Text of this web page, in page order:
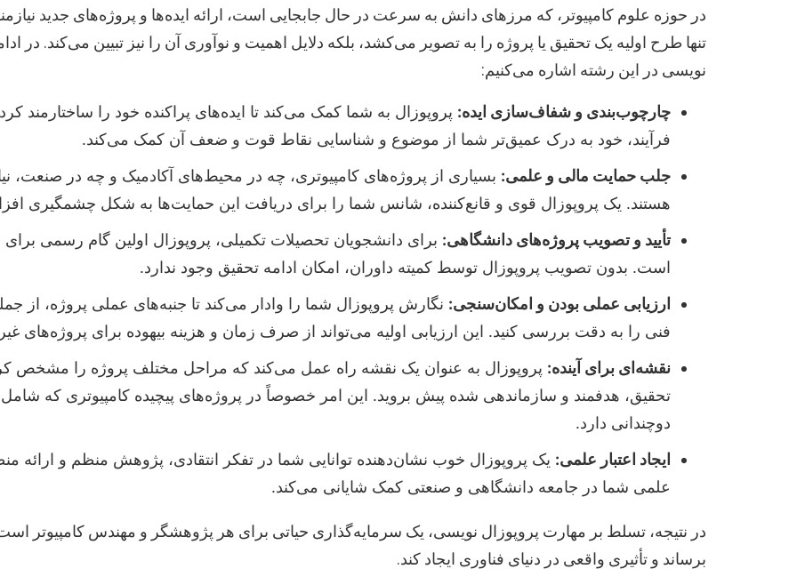
در حوزه علوم کامپیوتر، که مرزهای دانش به سرعت در حال جابجایی است، ارائه ایده‌ها و پروژه‌های جدید
تنها طرح اولیه یک تحقیق یا پروژه را به تصویر می‌کشد، بلکه دلایل اهمیت و نوآوری آن را نیز تبیین می‌کند. در
نویسی در این رشته اشاره می‌کنیم:
چارچوب‌بندی و شفاف‌سازی ایده: پروپوزال به شما کمک می‌کند تا ایده‌های پراکنده خود را ساختارمند
فرآیند، خود به درک عمیق‌تر شما از موضوع و شناسایی نقاط قوت و ضعف آن کمک می‌کند.
جلب حمایت مالی و علمی: بسیاری از پروژه‌های کامپیوتری، چه در محیط‌های آکادمیک و چه در صنعت،
هستند. یک پروپوزال قوی و قانع‌کننده، شانس شما را برای دریافت این حمایت‌ها به شکل چشمگیری
تأیید و تصویب پروژه‌های دانشگاهی: برای دانشجویان تحصیلات تکمیلی، پروپوزال اولین گام رسمی
است. بدون تصویب پروپوزال توسط کمیته داوران، امکان ادامه تحقیق وجود ندارد.
ارزیابی عملی بودن و امکان‌سنجی: نگارش پروپوزال شما را وادار می‌کند تا جنبه‌های عملی پروژه، از
فنی را به دقت بررسی کنید. این ارزیابی اولیه می‌تواند از صرف زمان و هزینه بیهوده برای پروژه‌های
نقشه‌ای برای آینده: پروپوزال به عنوان یک نقشه راه عمل می‌کند که مراحل مختلف پروژه را مشخص
تحقیق، هدفمند و سازماندهی شده پیش بروید. این امر خصوصاً در پروژه‌های پیچیده کامپیوتری که
دوچندانی دارد.
ایجاد اعتبار علمی: یک پروپوزال خوب نشان‌دهنده توانایی شما در تفکر انتقادی، پژوهش منظم و ارائه
علمی شما در جامعه دانشگاهی و صنعتی کمک شایانی می‌کند.
در نتیجه، تسلط بر مهارت پروپوزال نویسی، یک سرمایه‌گذاری حیاتی برای هر پژوهشگر و مهندس کامپیوتر
برساند و تأثیری واقعی در دنیای فناوری ایجاد کند.